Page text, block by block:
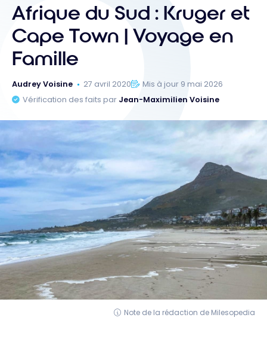
Afrique du Sud : Kruger et
Cape Town | Voyage en
Famille
Audrey Voisine 27 avril 2020
Mis à jour 9 mai 2026
Vérification des faits par Jean-Maximilien Voisine
Note de la rédaction de Milesopedia